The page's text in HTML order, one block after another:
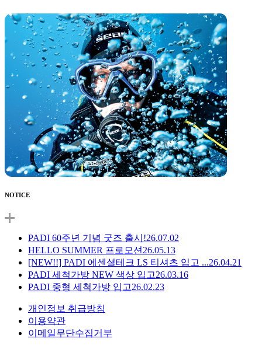
NOTICE
PADI 60주년 기념 굿즈 출시!26.07.02
HELLO SUMMER 프로모션 26.05.13
[NEW!!] PADI 에센셜테크 LS 티셔츠 입고 ...26.04.21
PADI 세척가방 NEW 색상 입고26.03.16
PADI 중형 세척가방 입고26.02.23
개인정보 취급방침
이용약관
이메일무단수집거부